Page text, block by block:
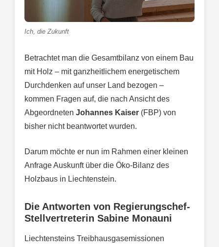
Ich, die Zukunft
Betrachtet man die Gesamtbilanz von einem Bau
mit Holz – mit ganzheitlichem energetischem
Durchdenken auf unser Land bezogen –
kommen Fragen auf, die nach Ansicht des
Abgeordneten Johannes Kaiser (FBP) von
bisher nicht beantwortet wurden.
Darum möchte er nun im Rahmen einer kleinen
Anfrage Auskunft über die Öko-Bilanz des
Holzbaus in Liechtenstein.
Die Antworten von Regierungschef-
Stellvertreterin Sabine Monauni
Liechtensteins Treibhausgasemissionen